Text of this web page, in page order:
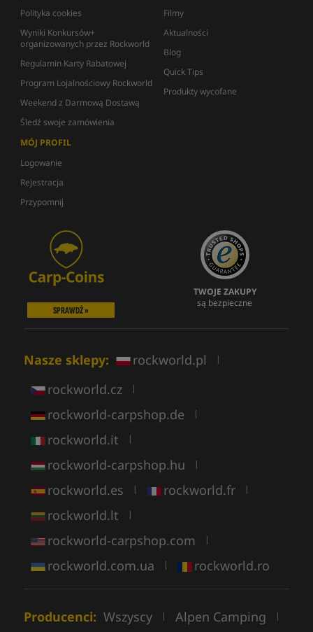
Polityka cookies
Wyniki Konkursów+
organizowanych przez Rockworld
Regulamin Karty Rabatowej
Program Lojalnościowy Rockworld
Weekend z Darmową Dostawą
Śledź swoje zamówienia
Filmy
Aktualności
Blog
Quick Tips
Produkty wycofane
MÓJ PROFIL
Logowanie
Rejestracja
Przypomnij
SPRAWDŹ »
TWOJE ZAKUPY
są bezpieczne
Nasze sklepy: rockworld.pl |
rockworld.cz |
rockworld-carpshop.de |
rockworld.it |
rockworld-carpshop.hu |
rockworld.es | rockworld.fr |
rockworld.lt |
rockworld-carpshop.com |
rockworld.com.ua | rockworld.ro
Producenci: Wszyscy | Alpen Camping |